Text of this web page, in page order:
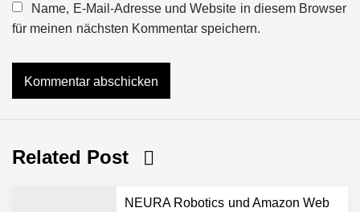
Name, E-Mail-Adresse und Website in diesem Browser
für meinen nächsten Kommentar speichern.
Related Post
NEURA Robotics und Amazon Web